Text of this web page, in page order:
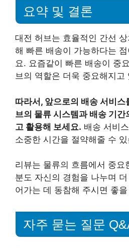
요약 및 결론
대전 허브는 효율적인 간선
해 빠른 배송이 가능하다는
요. 요즘같이 빠른 배송이 중
브의 역할은 더욱 중요해지고
따라서, 앞으로의 배송 서비스
브의 물류 시스템과 배송 기
고 활용해 보세요. 배송 서비
소중한 시간을 절약해줄 수
리뷰는 물류의 흐름에서 중요
분도 자신의 경험을 나누며
어가는 데 동참해 주시면 좋
자주 묻는 질문